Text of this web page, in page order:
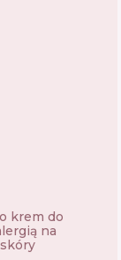
krem ​​do
na